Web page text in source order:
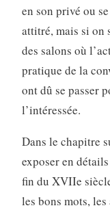
en son privé ou
attitré, mais si on
des salons où
pratique de la
ont dû se passer
l’intéressée.
Dans le chapitre
exposer en
fin du XVIIe
les bons mots, les